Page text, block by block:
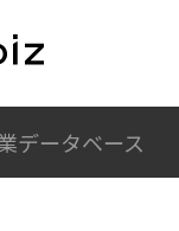
データベース